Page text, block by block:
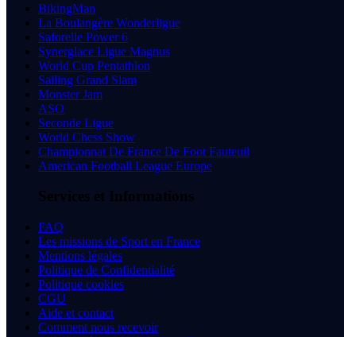
BikingMan
La Boulangère Wonderligue
Saforelle Power 6
Synerglace Ligue Magnus
World Cup Pentathlon
Sailing Grand Slam
Monster Jam
ASO
Seconde Ligue
World Chess Show
Championnat De France De Foot Fauteuil
American Football League Europe
Services et Informations
FAQ
Les missions de Sport en France
Mentions légales
Politique de Confidentialité
Politique cookies
CGU
Aide et contact
Comment nous recevoir